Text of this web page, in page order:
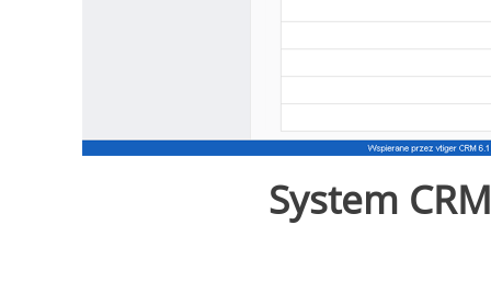
System